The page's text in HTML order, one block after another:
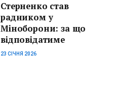
Стерненко став
радником у
Міноборони: за що
відповідатиме
23 СІЧНЯ 2026